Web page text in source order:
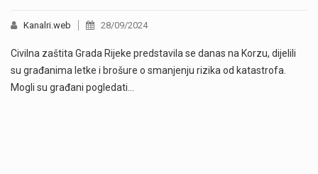
Kanalri.web 28/09/2024
Civilna zaštita Grada Rijeke predstavila se danas na Korzu, dijelili
su građanima letke i brošure o smanjenju rizika od katastrofa.
Mogli su građani pogledati…